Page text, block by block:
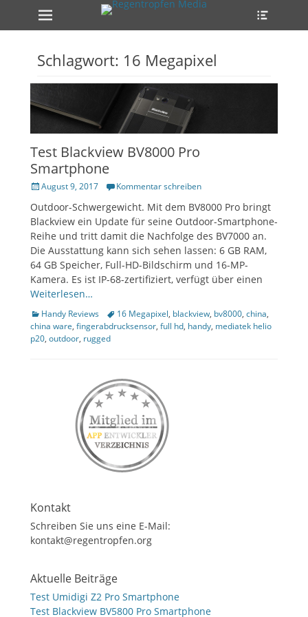
Erstes Menü
Zum
Inhalt:
Schlagwort: 16 Megapixel
Test Blackview BV8000 Pro
Smartphone
Veröffentlicht
August 9, 2017 Kommentar schreiben
Outdoor-Schwergewicht. Mit dem BV8000 Pro bringt
Blackview ein Update für seine Outdoor-Smartphone-
Reihe und tritt damit die Nachfolge des BV7000 an.
Die Ausstattung kann sich sehen lassen: 6 GB RAM,
64 GB Speicher, Full-HD-Bildschirm und 16-MP-
Kamera. Es ist IP-68-zertifiziert, verfügt über einen
Weiterlesen…
Kategorien
Handy Reviews Tags16 Megapixel, blackview, bv8000, china,
china ware, fingerabdrucksensor, full hd, handy, mediatek helio
p20, outdoor, rugged
Kontakt
Schreiben Sie uns eine E-Mail:
kontakt@regentropfen.org
Aktuelle Beiträge
Test Umidigi Z2 Pro Smartphone
Test Blackview BV5800 Pro Smartphone